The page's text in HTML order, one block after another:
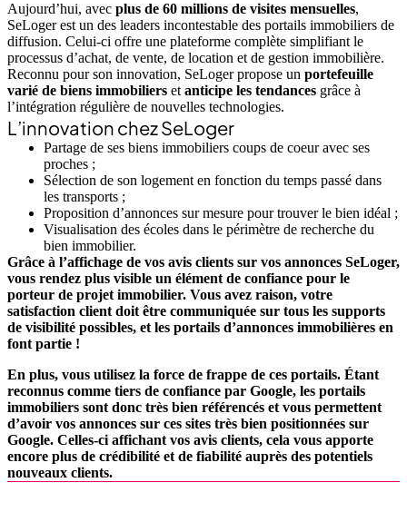
Aujourd’hui, avec plus de 60 millions de visites mensuelles,
SeLoger est un des leaders incontestable des portails immobiliers de
diffusion. Celui-ci offre une plateforme complète simplifiant le
processus d’achat, de vente, de location et de gestion immobilière.
Reconnu pour son innovation, SeLoger propose un portefeuille
varié de biens immobiliers et anticipe les tendances grâce à
l’intégration régulière de nouvelles technologies.
L’innovation chez SeLoger
Partage de ses biens immobiliers coups de coeur avec ses
proches ;
Sélection de son logement en fonction du temps passé dans
les transports ;
Proposition d’annonces sur mesure pour trouver le bien idéal ;
Visualisation des écoles dans le périmètre de recherche du
bien immobilier.
Grâce à l’affichage de vos avis clients sur vos annonces SeLoger,
vous rendez plus visible un élément de confiance pour le
porteur de projet immobilier. Vous avez raison, votre
satisfaction client doit être communiquée sur tous les supports
de visibilité possibles, et les portails d’annonces immobilières en
font partie !
En plus, vous utilisez la force de frappe de ces portails. Étant
reconnus comme tiers de confiance par Google, les portails
immobiliers sont donc très bien référencés et vous permettent
d’avoir vos annonces sur ces sites très bien positionnées sur
Google. Celles-ci affichant vos avis clients, cela vous apporte
encore plus de crédibilité et de fiabilité auprès des potentiels
nouveaux clients.